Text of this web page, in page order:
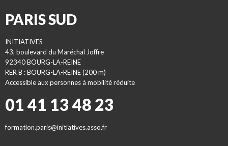
PARIS SUD
INITIATIVES
43, boulevard du Maréchal Joffre
92340 BOURG-LA-REINE
RER B : BOURG-LA-REINE (200 m)
Accessible aux personnes à mobilité réduite
01 41 13 48 23
formation.paris@initiatives.asso.fr